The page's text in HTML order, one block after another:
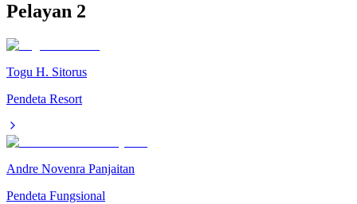
Pelayan 2
Togu H. Sitorus
Pendeta Resort
Andre Novenra Panjaitan
Pendeta Fungsional